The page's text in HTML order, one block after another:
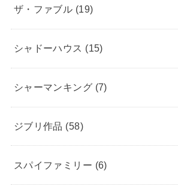
ザ・ファブル (19)
シャドーハウス (15)
シャーマンキング (7)
ジブリ作品 (58)
スパイファミリー (6)